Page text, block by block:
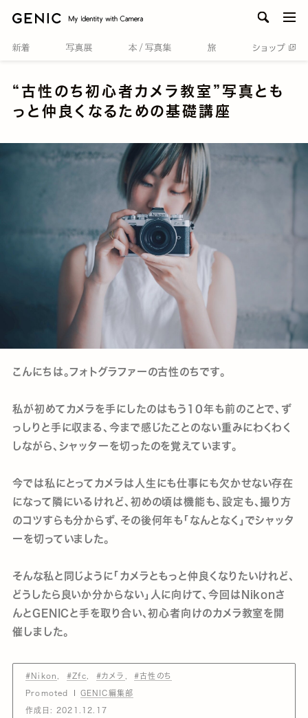
“古性のち初心者カメラ教室”写真とも
っと仲良くなるための基礎講座
こんにちは。フォトグラファーの古性のちです。
私が初めてカメラを手にしたのはもう10年も前のことで、ず
っしりと手に収まる、今まで感じたことのない重みにわくわく
しながら、シャッターを切ったのを覚えています。
今では私にとってカメラは人生にも仕事にも欠かせない存在
になって隣にいるけれど、初めの頃は機能も、設定も、撮り方
のコツすらも分からず、その後何年も「なんとなく」でシャッタ
ーを切っていました。
そんな私と同じように「カメラともっと仲良くなりたいけれど、
どうしたら良いか分からない」人に向けて、今回はNikonさ
んとGENICと手を取り合い、初心者向けのカメラ教室を開
催しました。
#Nikon #Zfc #カメラ #古性のち
Promoted GENIC編集部
作成日: 2021.12.17